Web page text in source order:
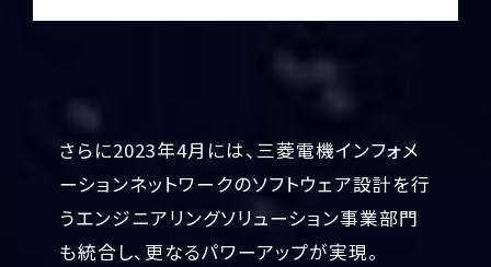
さらに2023年4月には、 三菱電機インフォメ
ーションネットワークのソフトウェア設計を行
うエンジニアリングソリューション事業部門
も統合し、 更なるパワーアップが実現。